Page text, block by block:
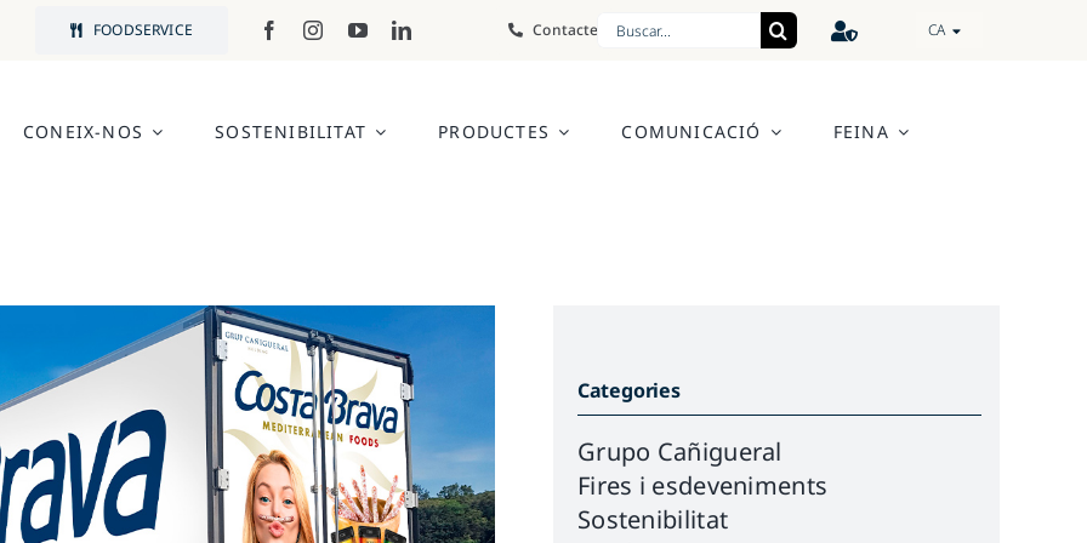
FOODSERVICE ContacteCerca
CA
CONEIX-NOS SOSTENIBILITAT PRODUCTES COMUNICACIÓ FEINA
Categories
Grupo Cañigueral
Fires i esdeveniments
Sostenibilitat